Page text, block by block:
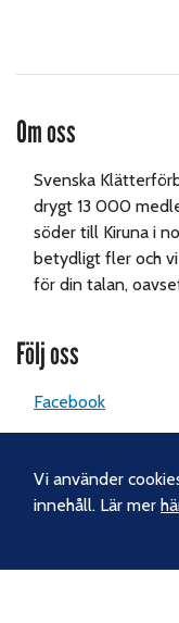
Om oss
Svenska
drygt 13 000
söder till Kiruna i
betydligt fler och
för din talan,
Följ oss
Facebook
Nyhetsbrev
Vi använder
innehåll. Lär mer